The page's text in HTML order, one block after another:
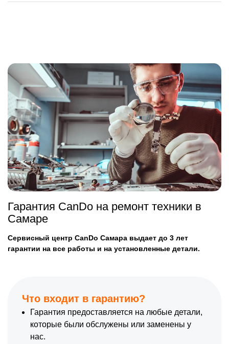
Гарантия CanDo на ремонт техники в
Самаре
Сервисный центр CanDo Самара выдает до 3 лет
гарантии на все работы и на установленные детали.
Что входит в гарантию?
Гарантия предоставляется на любые детали,
которые были обслужены или заменены у
нас.